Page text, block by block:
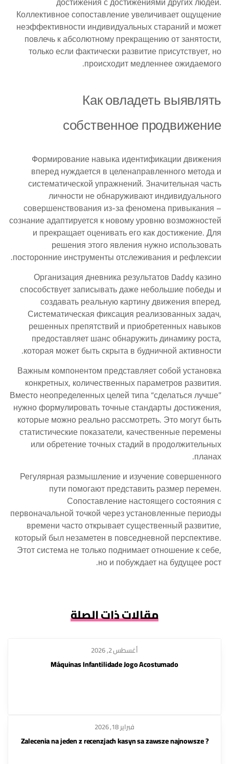
Коллективное сопоставление увеличивает ощущение
неэффективности индивидуальных стараний и может
повлечь к абсолютному прекращению от занятости,
только если фактически развитие присутствует, но
происходит медленнее ожидаемого.
Как овладеть выявлять
собственное продвижение
Формирование навыка идентификации движения
вперед нуждается в целенаправленного метода и
систематической упражнений. Значительная часть
личности не обнаруживают индивидуального
совершенствования из-за феномена привыкания –
сознание адаптируется к новому уровню возможностей
и прекращает оценивать его как достижение. Для
решения этого явления нужно использовать
посторонние инструменты отслеживания и рефлексии.
Организация дневника результатов Daddy казино
способствует записывать даже небольшие победы и
создавать реальную картину движения вперед.
Систематическая фиксация реализованных задач,
решенных препятствий и приобретенных навыков
предоставляет шанс обнаружить динамику роста,
которая может быть скрыта в будничной активности.
Важным компонентом представляет собой установка
конкретных, количественных параметров развития.
Вместо неопределенных целей типа “сделаться лучше”
нужно формулировать точные стандарты достижения,
которые можно реально рассмотреть. Это могут быть
статистические показатели, качественные перемены
или обретение точных стадий в продолжительных
планах.
Регулярная размышление и изучение совершенного
пути помогают представить размер перемен.
Сопоставление настоящего состояния с
первоначальной точкой через установленные периоды
времени часто открывает существенный развитие,
который был незаметен в повседневной перспективе.
Этот система не только поднимает отношение к себе,
но и побуждает на будущее рост.
مقالات ذات الصلة
أغسطس 2, 2026
Máquinas Infantilidade Jogo Acostumado
فبراير 18, 2026
? Zalecenia na jeden z recenzjach kasyn sa zawsze najnowsze